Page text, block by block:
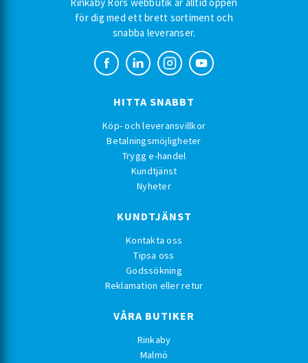
Rinkaby Rörs webbutik är alltid öppen
för dig med ett brett sortiment och
snabba leveranser.
HITTA SNABBT
Köp- och leveransvillkor
Betalningsmöjligheter
Trygg e-handel
Kundtjänst
Nyheter
KUNDTJÄNST
Kontakta oss
Tipsa oss
Godssökning
Reklamation eller retur
VÅRA BUTIKER
Rinkaby
Malmö